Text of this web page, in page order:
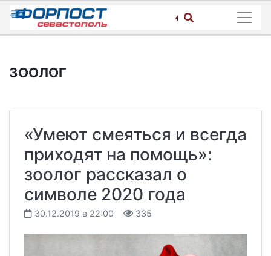
Skip
content
ЗООЛОГ
«Умеют смеяться и всегда
приходят на помощь»:
зоолог рассказал о
символе 2020 года
30.12.2019 в 22:00 335